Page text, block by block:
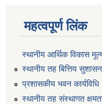
महत्वपूर्ण लिंक
स्थानीय आर्थिक विकास
स्थानीय तह बित्तिय
प्रशासकीय भवन
स्थानीय तह संस्थागत